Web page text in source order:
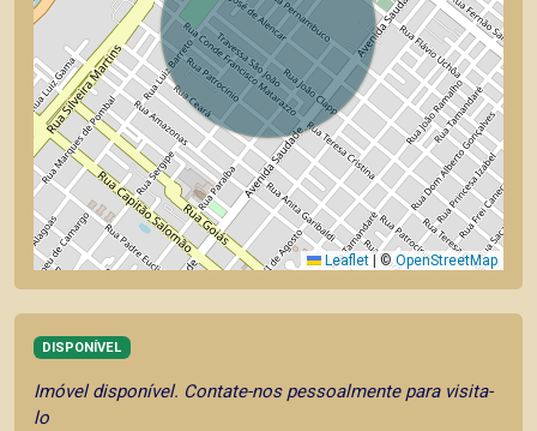
Leaflet ©OpenStreetMap
DISPONÍVEL
Imóvel disponível. Contate-nos pessoalmente para visita-
lo